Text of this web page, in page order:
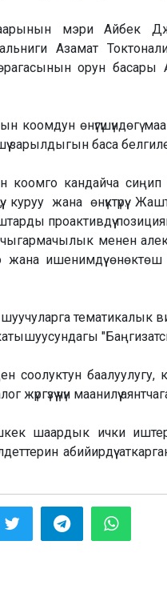
мэри Айбек
Азамат
орун басары
өнүгүшүндөгү
зарылдыгын баса
коомго кандайча
куруу жана өнүктүрүү.
проактивдүү
менен
жана ишенимдүү
соолуктун
үчүн маанилүү
шаардык ички
абийирдүү